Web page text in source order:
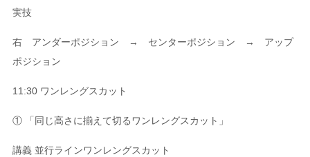
実技
右 アンダーポジション → センターポジション → アップ
ポジション
11:30 ワンレングスカット
① 「同じ高さに揃えて切るワンレングスカット」
講義 並行ラインワンレングスカット